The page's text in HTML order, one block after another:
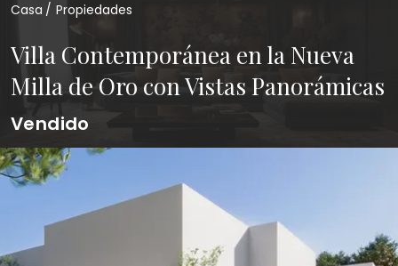
Casa Propiedades
Villa Contemporánea en la Nueva
Milla de Oro con Vistas Panorámicas
Vendido